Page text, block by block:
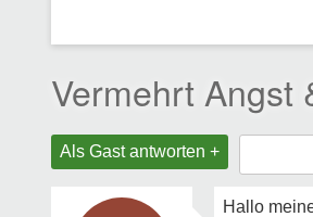
Vermehrt Angst
Als Gast antworten +
Hallo